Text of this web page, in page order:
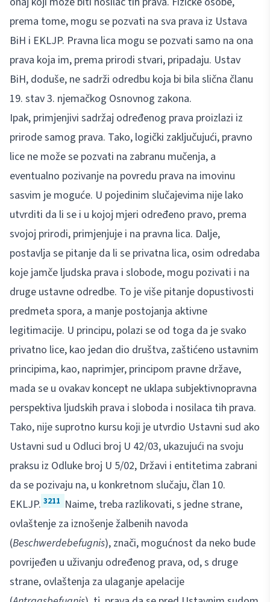
prema tome, mogu se pozvati na sva prava iz Ustava
BiH i EKLJP. Pravna lica mogu se pozvati samo na ona
prava koja im, prema prirodi stvari, pripadaju. Ustav
BiH, doduše, ne sadrži odredbu koja bi bila slična članu
19. stav 3. njemačkog Osnovnog zakona.
Ipak, primjenjivi sadržaj određenog prava proizlazi iz
prirode samog prava. Tako, logički zaključujući, pravno
lice ne može se pozvati na zabranu mučenja, a
eventualno pozivanje na povredu prava na imovinu
sasvim je moguće. U pojedinim slučajevima nije lako
utvrditi da li se i u kojoj mjeri određeno pravo, prema
svojoj prirodi, primjenjuje i na pravna lica. Dalje,
postavlja se pitanje da li se privatna lica, osim odredaba
koje jamče ljudska prava i slobode, mogu pozivati i na
druge ustavne odredbe. To je više pitanje dopustivosti
predmeta spora, a manje postojanja aktivne
legitimacije. U principu, polazi se od toga da je svako
privatno lice, kao jedan dio društva, zaštićeno ustavnim
principima, kao, naprimjer, principom pravne države,
mada se u ovakav koncept ne uklapa subjektivnopravna
perspektiva ljudskih prava i sloboda i nosilaca tih prava.
Tako, nije suprotno kursu koji je utvrdio Ustavni sud ako
Ustavni sud u Odluci broj U 42/03, ukazujući na svoju
praksu iz Odluke broj U 5/02, Državi i entitetima zabrani
da se pozivaju na, u konkretnom slučaju, član 10.
EKLJP. 3211 Naime, treba razlikovati, s jedne strane,
ovlaštenje za iznošenje žalbenih navoda
(Beschwerdebefugnis), znači, mogućnost da neko bude
povrijeđen u uživanju određenog prava, od, s druge
strane, ovlaštenja za ulaganje apelacije